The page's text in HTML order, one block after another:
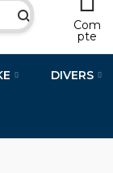
search Com
pte
DIVERS